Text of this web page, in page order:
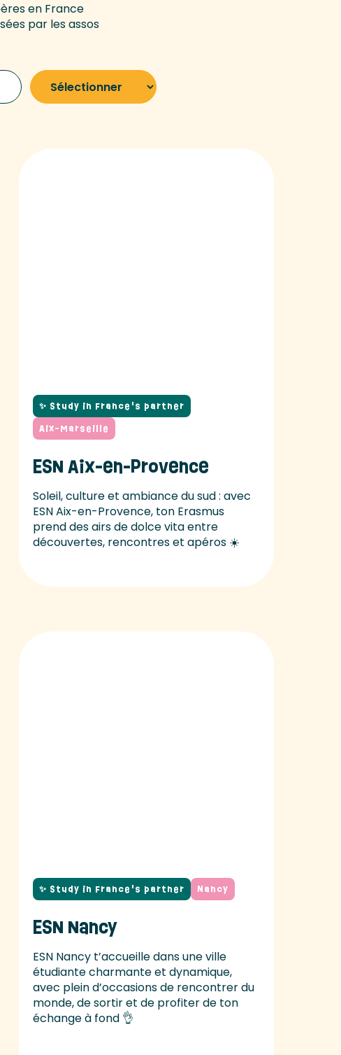
en France
par les assos
✨ Study in France's partner
Aix-Marseille
ESN Aix-en-Provence
Soleil, culture et ambiance du sud : avec
ESN Aix-en-Provence, ton Erasmus
prend des airs de dolce vita entre
découvertes, rencontres et apéros ☀️
✨ Study in France's partner Nancy
ESN Nancy
ESN Nancy t’accueille dans une ville
étudiante charmante et dynamique,
avec plein d’occasions de rencontrer du
monde, de sortir et de profiter de ton
échange à fond 👌